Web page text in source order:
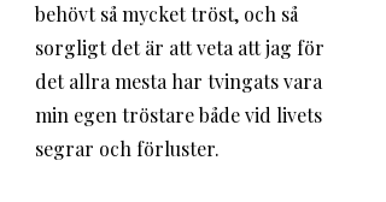
behövt så mycket tröst, och så
sorgligt det är att veta att jag för
det allra mesta har tvingats vara
min egen tröstare både vid livets
segrar och förluster.